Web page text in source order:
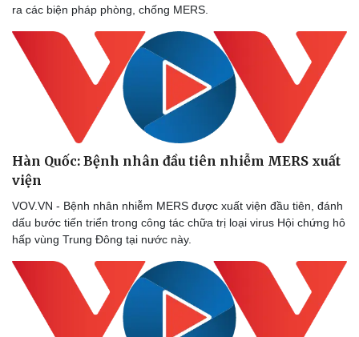
ra các biện pháp phòng, chống MERS.
Hàn Quốc: Bệnh nhân đầu tiên nhiễm MERS xuất
viện
VOV.VN - Bệnh nhân nhiễm MERS được xuất viện đầu tiên, đánh
dấu bước tiến triển trong công tác chữa trị loại virus Hội chứng hô
hấp vùng Trung Đông tại nước này.